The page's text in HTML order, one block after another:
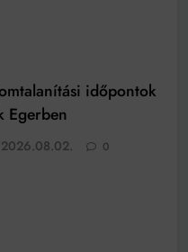
időpontok
Egerben
2026.08.02. 0